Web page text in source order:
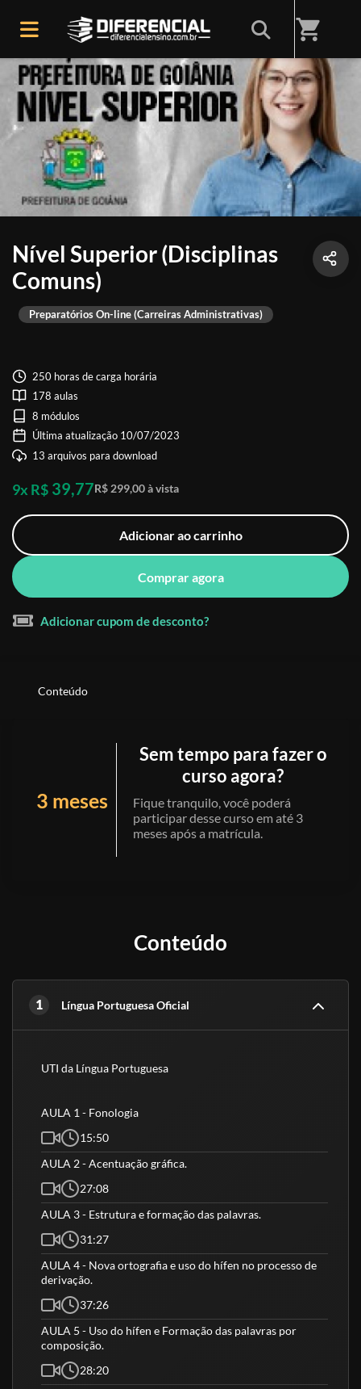
shopping_cart
Nível Superior (Disciplinas
Comuns)
Preparatórios On-line (Carreiras Administrativas)
250 horas de carga horária
178 aulas
8 módulos
Última atualização 10/07/2023
13 arquivos para download
9x R$ 39,77R$ 299,00 à vista
Adicionar ao carrinho
Comprar agora
Adicionar cupom de desconto?
Conteúdo
3 meses
Sem tempo para fazer o
curso agora?
Fique tranquilo, você poderá
participar desse curso em até 3
meses após a matrícula.
Conteúdo
1 Língua Portuguesa Oficial
UTI da Língua Portuguesa
AULA 1 - Fonologia
15:50
AULA 2 - Acentuação gráfica.
27:08
AULA 3 - Estrutura e formação das palavras.
31:27
AULA 4 - Nova ortografia e uso do hífen no processo de
derivação.
37:26
AULA 5 - Uso do hífen e Formação das palavras por
composição.
28:20